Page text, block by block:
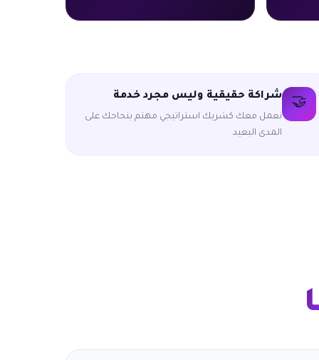
🤝 شراكة حقيقية وليس مجرد خدمة
نعمل معك كشريك استراتيجي مهتم بنجاحك على
المدى البعيد